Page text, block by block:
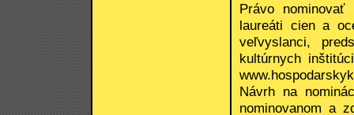
Právo
laureáti cien a
veľvyslanci,
kultúrnych
Návrh na
nominovanom a